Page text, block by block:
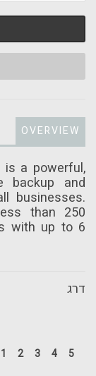
OVERVIEW
is a powerful,
backup and
businesses.
than 250
with up to 6
דרג
5
4
3
2
1